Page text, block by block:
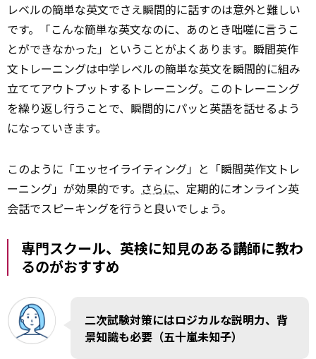
レベルの簡単な英文でさえ瞬間的に話すのは意外と難しい
です。「こんな簡単な英文なのに、あのとき咄嗟に言うこ
とができなかった」ということがよくあります。瞬間英作
文トレーニングは中学レベルの簡単な英文を瞬間的に組み
立ててアウトプットするトレーニング。このトレーニング
を繰り返し行うことで、瞬間的にパッと英語を話せるよう
になっていきます。
このように「エッセイライティング」と「瞬間英作文トレ
ーニング」が効果的です。 さらに、定期的にオンライン英
会話でスピーキングを行うと良いでしょう。
専門スクール、英検に知見のある講師に教わ
るのがおすすめ
二次試験対策にはロジカルな説明力、背
景知識も必要（五十嵐未知子）